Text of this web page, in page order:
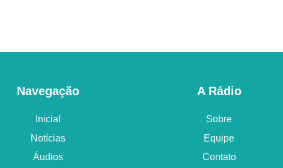
Navegação
Inicial
Notícias
Áudios
A Rádio
Sobre
Equipe
Contato